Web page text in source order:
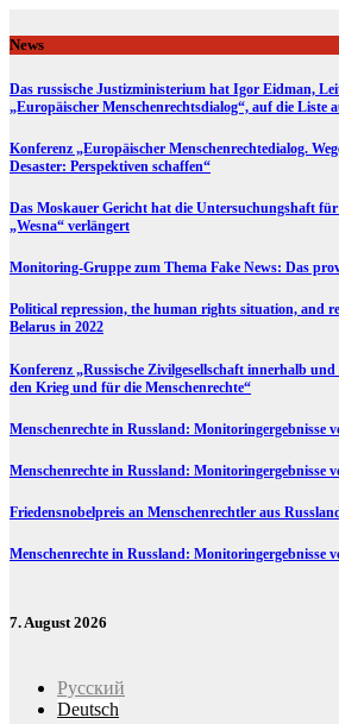
to
content
News
Das russische Justizministerium hat Igor Eidman,
„Europäischer Menschenrechtsdialog“, auf die Liste
Konferenz „Europäischer Menschenrechtedialog.
Desaster: Perspektiven schaffen“
Das Moskauer Gericht hat die Untersuchungshaft
„Wesna“ verlängert
Monitoring-Gruppe zum Thema Fake News: Das
Political repression, the human rights situation, and
Belarus in 2022
Konferenz „Russische Zivilgesellschaft innerhalb und
den Krieg und für die Menschenrechte“
Menschenrechte in Russland: Monitoringergebnisse
Menschenrechte in Russland: Monitoringergebnisse
Friedensnobelpreis an Menschenrechtler aus
Menschenrechte in Russland: Monitoringergebnisse
7. August 2026
Русский
Deutsch